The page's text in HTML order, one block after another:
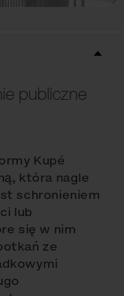
publiczne
Kupé
która nagle
schronieniem
lub
się w nim
ze